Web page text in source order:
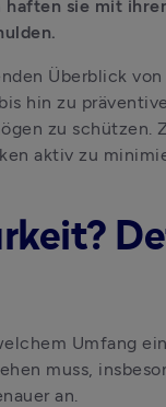
haften sie mit
Überblick
hin zu
zu schützen.
aktiv zu
Umfang
muss,
an.